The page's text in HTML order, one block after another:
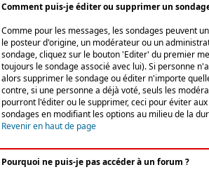
Comment puis-je éditer ou supprimer un
Comme pour les messages, les sondages peuvent
le posteur d'origine, un modérateur ou un
sondage, cliquez sur le bouton 'Editer' du premier
toujours le sondage associé avec lui). Si personne
alors supprimer le sondage ou éditer n'importe
contre, si une personne a déjà voté, seuls les
pourront l'éditer ou le supprimer, ceci pour éviter
sondages en modifiant les options au milieu de la
Revenir en haut de page
Pourquoi ne puis-je pas accéder à un forum ?